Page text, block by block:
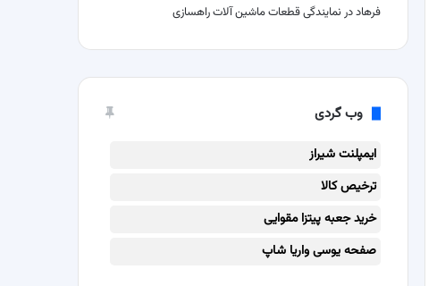
فرهاددر نمایندگی قطعات ماشین آلات راهسازی
وب گردی
ایمپلنت شیراز
ترخیص کالا
خرید جعبه پیتزا مقوایی
صفحه یوسی واریا شاپ